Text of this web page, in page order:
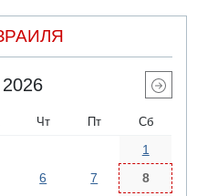
2026
Чт Пт Сб
1
6 7
8